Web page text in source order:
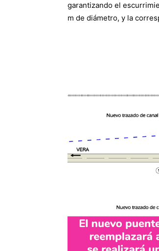
garantizando el
m de diámetro, y la